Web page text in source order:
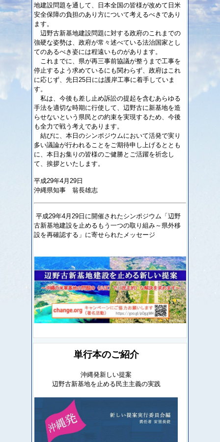
地建設問題を通して、日本全国の皆様が改めて日米
安全保障の負担のあり方について考えるべきであり
ます。
辺野古新基地建設問題に対する政府のこれまでの
強硬な姿勢は、政府が常々述べている法治国家とし
てのあるべき姿には程遠いものがあります。
これまでに、県が再三事前協議が整うまで工事を
停止するよう求めているにも関わらず、政府はこれ
に応じず、先日25日には護岸工事に着手していま
す。
私は、今後も差し止め訴訟の提起を含むあらゆる
手法を適切な時期に行使して、辺野古に新基地を造
らせないという県民との約束を実現するため、今後
も全力で戦う考えであります。
結びに、本日のシンポジウムにおいて活発で実り
多い議論が行われることをご期待申し上げるととも
に、本日お集りの皆様のご健勝とご活躍を祈念し
て、挨拶といたします。
平成29年4月29日
沖縄県知事 翁長雄志
平成29年4月29日に開催されたシンポジウム「辺野
古新基地建設を止めるもう一つの取り組み～県外移
設を再確認する」に寄せられたメッセージ
単行本のご紹介
沖縄発新しい提案
辺野古新基地を止める民主主義の実践